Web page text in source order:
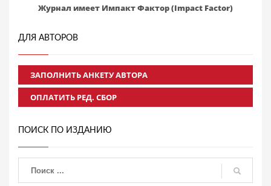
Журнал имеет Импакт Фактор (Impact Factor)
ДЛЯ АВТОРОВ
ЗАПОЛНИТЬ АНКЕТУ АВТОРА
ОПЛАТИТЬ РЕД. СБОР
ПОИСК ПО ИЗДАНИЮ